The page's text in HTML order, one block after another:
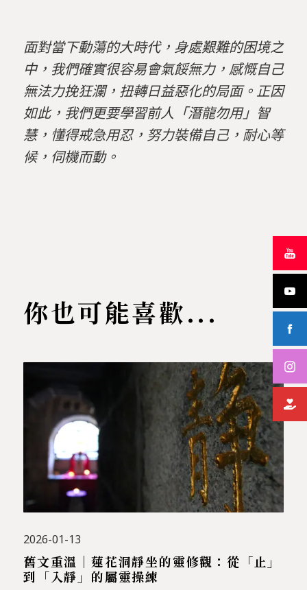
面對當下動蕩的大時代，身處艱難的困境之
中，我們確實很容易會氣餒無力，感慨自己
無法力挽狂瀾，扭轉日益惡化的局面。正因
如此，我們更要學習前人「潛龍勿用」智
慧，懂得戒急用忍，努力裝備自己，耐心等
候，伺機而動。
你也可能喜歡...
2026-01-13
舊文重溫｜蓮花洞靜坐的靈修觀：從「止」
到「入靜」的屬靈操練